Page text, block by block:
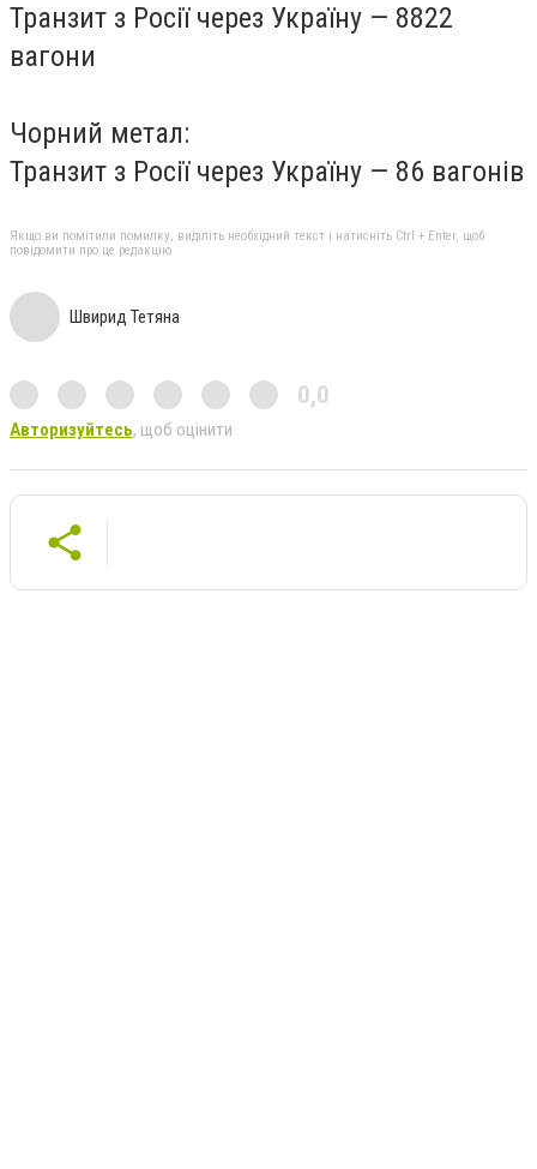
Транзит з Росії через Україну — 8822
вагони
Чорний метал:
Транзит з Росії через Україну — 86 вагонів
Якщо ви помітили помилку, виділіть необхідний текст і натисніть Ctrl + Enter, щоб
повідомити про це редакцію
Швирид Тетяна
0,0
Авторизуйтесь, щоб оцінити